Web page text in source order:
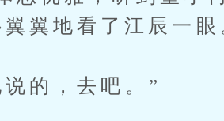
翼地看了江辰一眼
的，去吧。”